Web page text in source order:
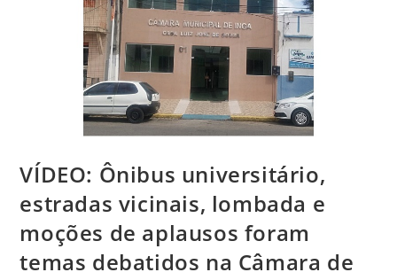
VÍDEO: Ônibus universitário,
estradas vicinais, lombada e
moções de aplausos foram
temas debatidos na Câmara de